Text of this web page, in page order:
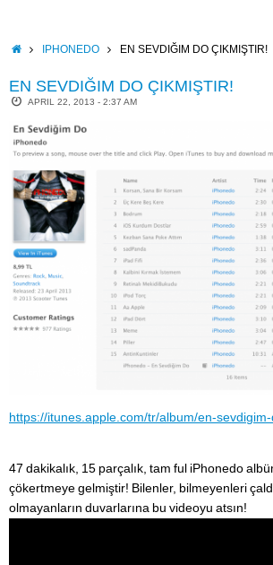
contentHOMEIPHONEDO EN SEVDIĞIM DO ÇIKMIŞTIR!
EN SEVDIĞIM DO ÇIKMIŞTIR!
APRIL 22, 2013 - 2:37 AM
https://itunes.apple.com/tr/album/en-
47 dakikalık, 15 parçalık, tam ful iPhonedo
çökertmeye gelmiştir! Bilenler, bilmeyenleri
olmayanların duvarlarına bu videoyu atsın!